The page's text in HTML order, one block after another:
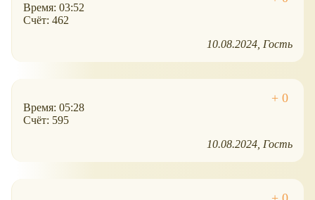
Время: 03:52
Счёт: 462
10.08.2024 Гость
Время: 05:28
Счёт: 595
10.08.2024 Гость